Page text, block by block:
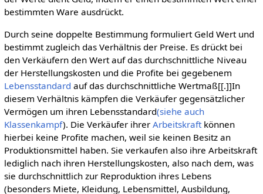
bestimmten Ware ausdrückt.
Durch seine doppelte Bestimmung formuliert Geld Wert und
bestimmt zugleich das Verhältnis der Preise. Es drückt bei
den Verkäufern den Wert auf das durchschnittliche Niveau
der Herstellungskosten und die Profite bei gegebenem
Lebensstandard auf das durchschnittliche Wertmaß[[.]]In
diesem Verhältnis kämpfen die Verkäufer gegensätzlicher
Vermögen um ihren Lebensstandard(siehe auch
Klassenkampf). Die Verkäufer ihrer Arbeitskraftkönnen
hierbei keine Profite machen, weil sie keinen Besitz an
Produktionsmittel haben. Sie verkaufen also ihre Arbeitskraft
lediglich nach ihren Herstellungskosten, also nach dem, was
sie durchschnittlich zur Reproduktion ihres Lebens
(besonders Miete, Kleidung, Lebensmittel, Ausbildung,